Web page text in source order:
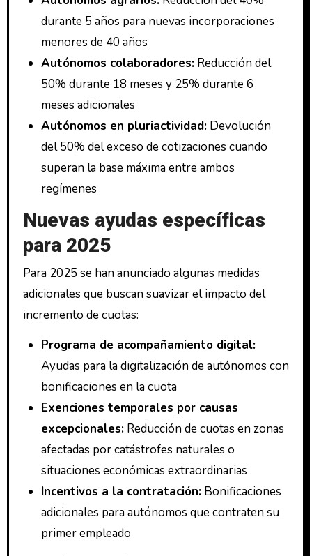
durante 5 años para nuevas incorporaciones
menores de 40 años
Autónomos colaboradores:Reducción del
50% durante 18 meses y 25% durante 6
meses adicionales
Autónomos en pluriactividad:Devolución
del 50% del exceso de cotizaciones cuando
superan la base máxima entre ambos
regímenes
Nuevas ayudas específicas
para 2025
Para 2025 se han anunciado algunas medidas
adicionales que buscan suavizar el impacto del
incremento de cuotas:
Programa de acompañamiento digital:
Ayudas para la digitalización de autónomos con
bonificaciones en la cuota
Exenciones temporales por causas
excepcionales:Reducción de cuotas en zonas
afectadas por catástrofes naturales o
situaciones económicas extraordinarias
Incentivos a la contratación:Bonificaciones
adicionales para autónomos que contraten su
primer empleado